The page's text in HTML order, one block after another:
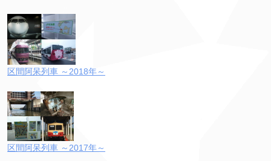
区間阿呆列車 ～2018年～
区間阿呆列車 ～2017年～